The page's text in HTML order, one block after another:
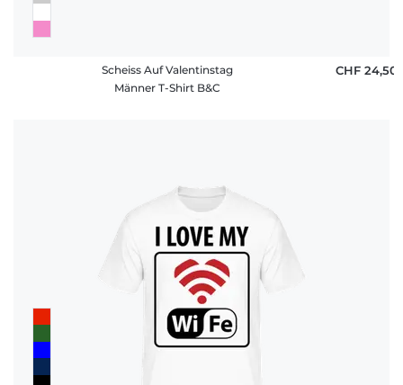
Scheiss Auf Valentinstag
Männer T-Shirt B&C
CHF 24,50